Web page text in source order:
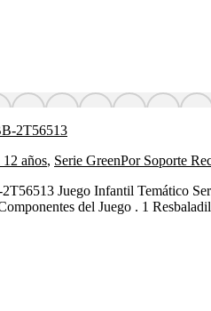
2T56513
años, Serie GreenPor Soporte
Juego Infantil Temático
del Juego . 1